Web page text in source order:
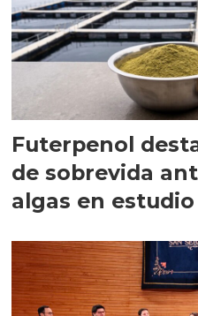
Futerpenol
de sobrevida
algas en